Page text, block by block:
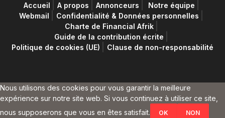
Accueil A propos Annonceurs
Notre équipe
Webmail
Confidentialité & Données personnelles
Charte de Financial Afrik
Guide de la contribution écrite
Politique de cookies (UE)
Clause de non-responsabilité
Nous utilisons des cookies pour vous garantir la meilleure
expérience sur notre site web. Si vous continuez à utiliser ce site,
nous supposerons que vous en êtes satisfait.
OK NON